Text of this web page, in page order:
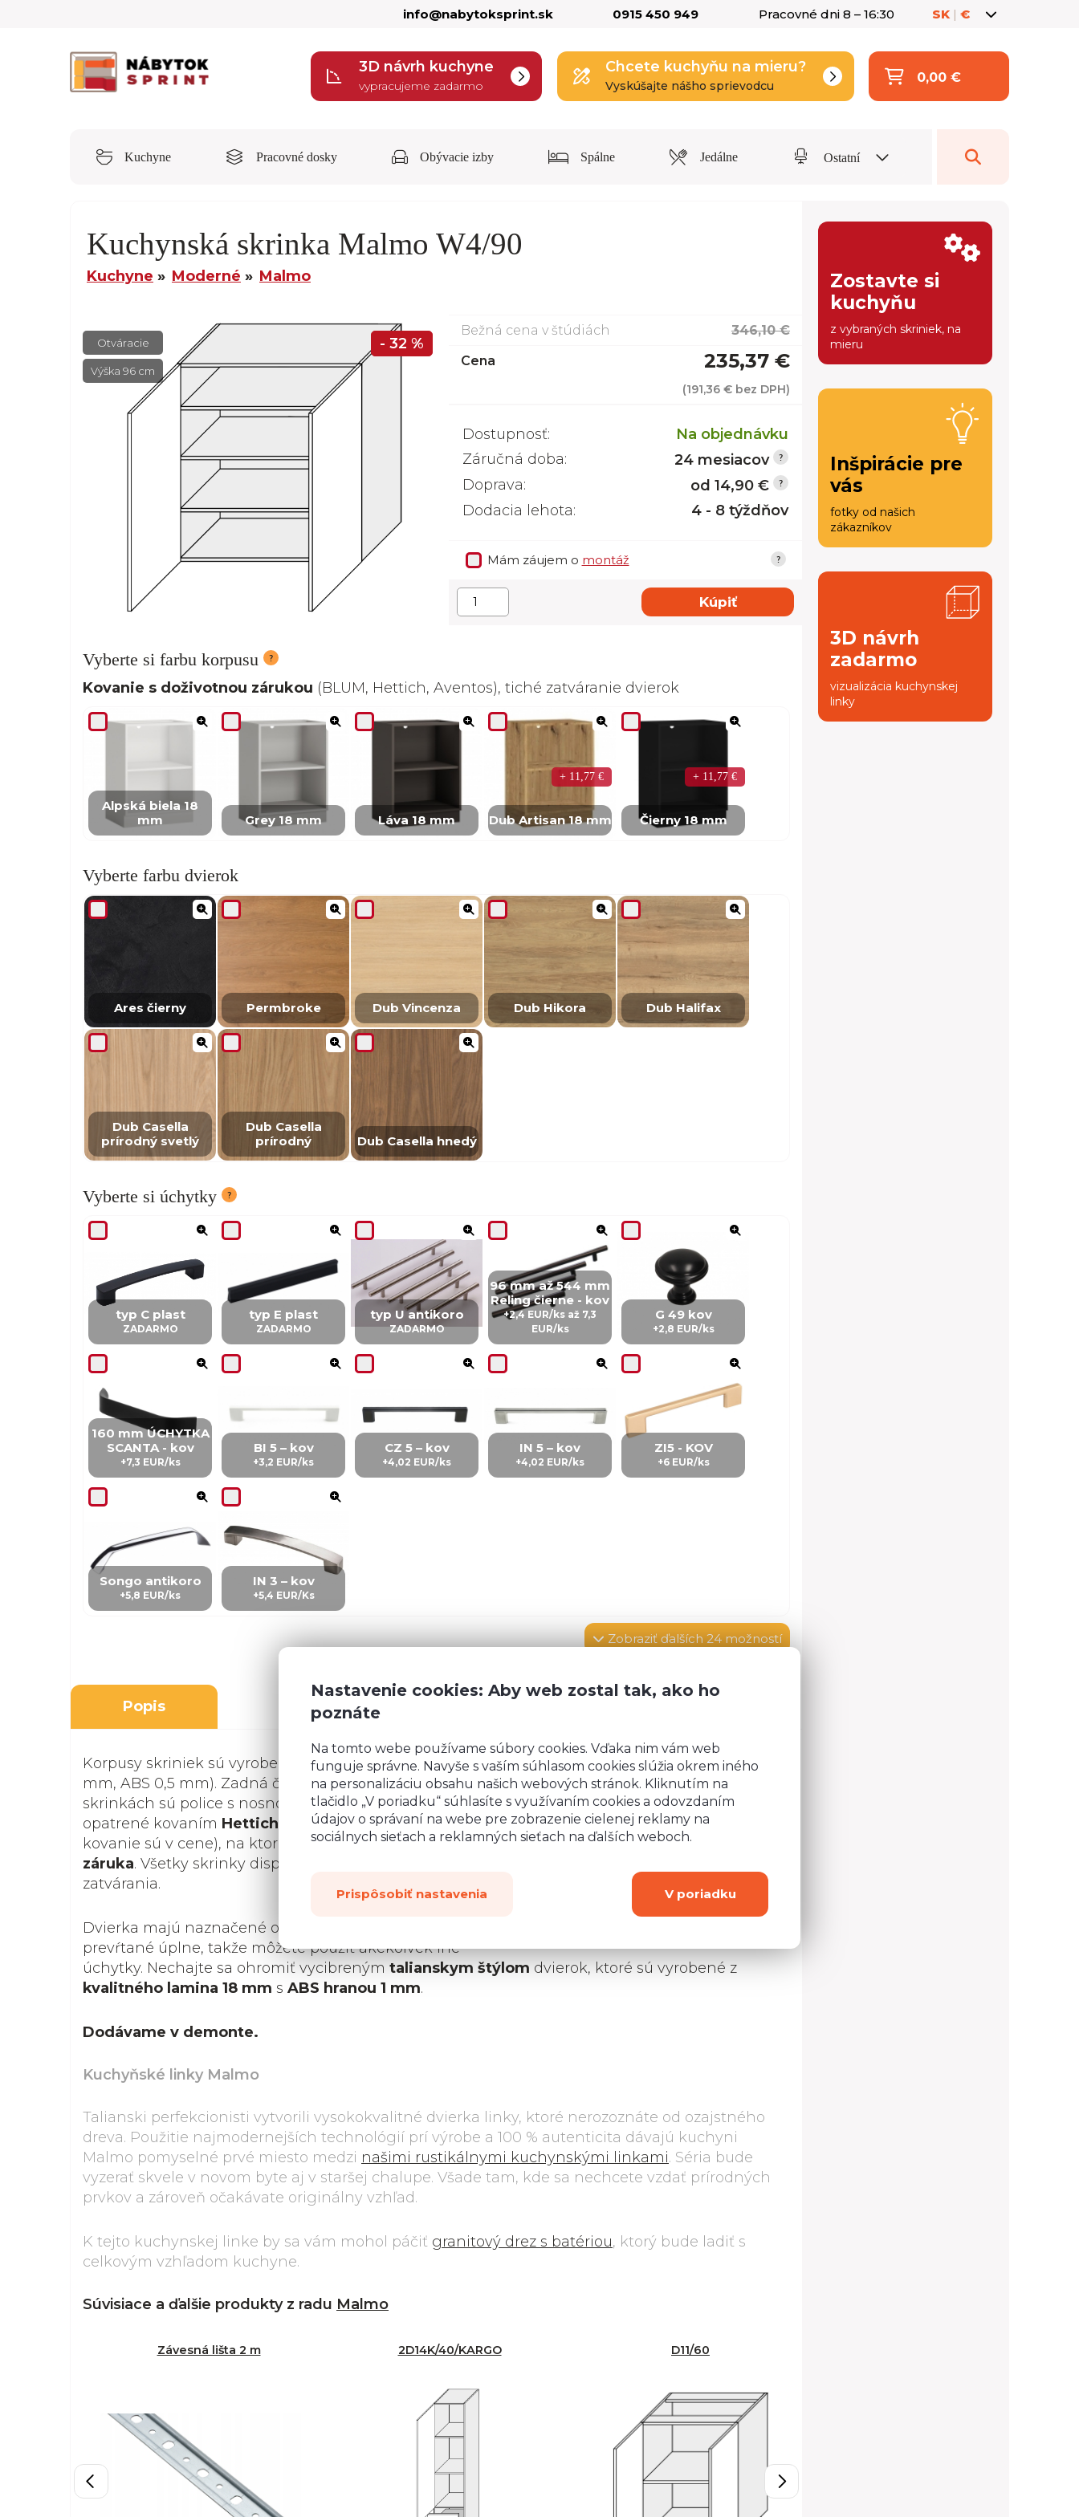
info@nabytoksprint.sk 0915 450 949 Pracovné dni 8 – 16:30 SK | €
3D návrh kuchyne
vypracujeme zadarmo
Chcete kuchyňu na mieru?
Vyskúšajte nášho sprievodcu
0,00 €
Kuchyne Pracovné dosky Obývacie izby Spálne Jedálne Ostatní
Kuchynská skrinka Malmo W4/90
Kuchyne Moderné Malmo
Otváracie
Výška 96 cm
- 32 %
Bežná cena v štúdiách
346,10 €
Cena
235,37 €
(191,36 € bez DPH)
Dostupnosť:
Na objednávku
Záručná doba:
24 mesiacov
Doprava:
od 14,90 €
Dodacia lehota:
4 - 8 týždňov
Mám záujem o montáž
Kúpiť
Vyberte si farbu korpusu
Kovanie s doživotnou zárukou (BLUM, Hettich, Aventos), tiché zatváranie dvierok
Alpská biela 18
mm
Grey 18 mm Láva 18 mm Dub Artisan 18 mm
+ 11,77 €
Čierny 18 mm
+ 11,77 €
Vyberte farbu dvierok
Ares čierny Permbroke Dub Vincenza Dub Hikora Dub Halifax
Dub Casella
prírodný svetlý
Dub Casella
prírodný
Dub Casella hnedý
Vyberte si úchytky
typ C plast
ZADARMO
typ E plast
ZADARMO
typ U antikoro
ZADARMO
96 mm až 544 mm
Reling čierne - kov
+2,4 EUR/ks až 7,3
EUR/ks
G 49 kov
+2,8 EUR/ks
160 mm ÚCHYTKA
SCANTA - kov
+7,3 EUR/ks
BI 5 – kov
+3,2 EUR/ks
CZ 5 – kov
+4,02 EUR/ks
IN 5 – kov
+4,02 EUR/ks
ZI5 - KOV
+6 EUR/ks
Songo antikoro
+5,8 EUR/ks
IN 3 – kov
+5,4 EUR/Ks
Zobraziť ďalších 24 možností
Popis
Rozmery:
Šírka:
Výška:
Korpusy skriniek sú vyrobené z kvalitnej LTD dosky (18
mm, ABS 0,5 mm). Zadná časť je z bieleho sololitu a v
skrinkách sú police s nosnosťou 15 kg. Dvierka sú
opatrené kovaním Hettich aleboAventos(úchytky a
kovanie sú v cene), na ktoré sa vzťahuje doživotná
záruka. Všetky skrinky disponujú systémom tlmeného
zatvárania.
Dvierka majú naznačené otvory pre úchytky, ale nie sú
prevŕtané úplne, takže môžete použiť akékoľvek iné
úchytky. Nechajte sa ohromiť vycibreným talianskym štýlom dvierok, ktoré sú vyrobené z
kvalitného lamina 18 mm s ABS hranou 1 mm.
Dodávame v demonte.
Kuchyňské linky Malmo
Talianski perfekcionisti vytvorili vysokokvalitné dvierka linky, ktoré nerozoznáte od ozajstného
dreva. Použitie najmodernejších technológií prí výrobe a 100 % autenticita dávajú kuchyni
Malmo pomyselné prvé miesto medzi našimi rustikálnymi kuchynskými linkami. Séria bude
vyzerať skvele v novom byte aj v staršej chalupe. Všade tam, kde sa nechcete vzdať prírodných
prvkov a zároveň očakávate originálny vzhľad.
K tejto kuchynskej linke by sa vám mohol páčiť granitový drez s batériou, ktorý bude ladiť s
celkovým vzhľadom kuchyne.
Súvisiace a ďalšie produkty z radu Malmo
Závesná lišta 2 m 2D14K/40/KARGO D11/60
Zostavte si
kuchyňu
z vybraných skriniek, na
mieru
Inšpirácie pre
vás
fotky od našich
zákazníkov
3D návrh
zadarmo
vizualizácia kuchynskej
linky
Nastavenie cookies: Aby web zostal tak, ako ho
poznáte
Na tomto webe používame súbory cookies. Vďaka nim vám web
funguje správne. Navyše s vaším súhlasom cookies slúžia okrem iného
na personalizáciu obsahu našich webových stránok. Kliknutím na
tlačidlo „V poriadku“ súhlasíte s využívaním cookies a odovzdaním
údajov o správaní na webe pre zobrazenie cielenej reklamy na
sociálnych sieťach a reklamných sieťach na ďalších weboch.
Prispôsobiť nastavenia V poriadku